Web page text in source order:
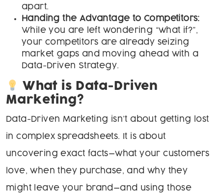
apart.
Handing the Advantage to Competitors:
While you are left wondering “what if?”,
your competitors are already seizing
market gaps and moving ahead with a
Data-Driven Strategy.
What is Data-Driven
Marketing?
Data-Driven Marketing isn’t about getting lost
in complex spreadsheets. It is about
uncovering exact facts—what your customers
love, when they purchase, and why they
might leave your brand—and using those